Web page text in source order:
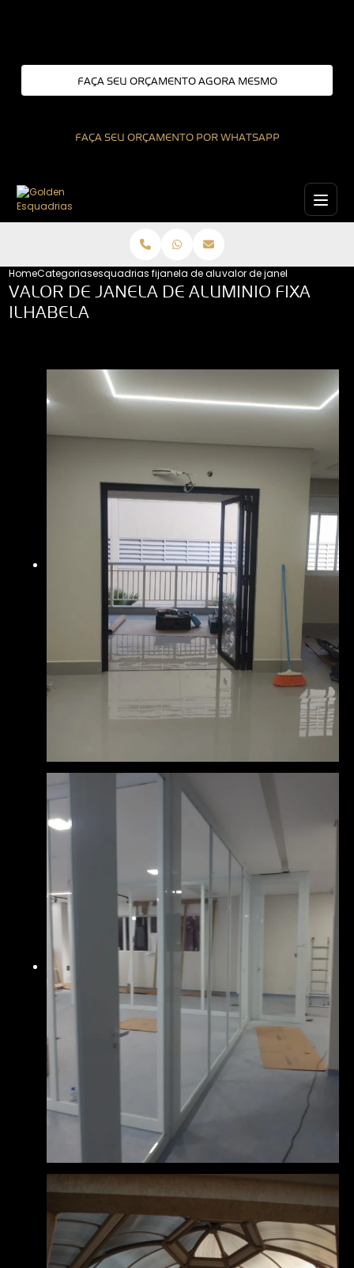
FAÇA SEU ORÇAMENTO AGORA MESMO
FAÇA SEU ORÇAMENTO POR WHATSAPP
HomeCategoriasesquadrias fixasjanela de aluminio fixa
valor de janela de
VALOR DE JANELA DE ALUMINIO FIXA
ILHABELA